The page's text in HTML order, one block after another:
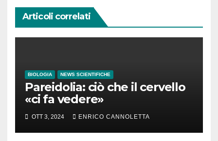
Articoli correlati
BIOLOGIA NEWS SCIENTIFICHE
Pareidolia: ciò che il cervello
«ci fa vedere»
OTT 3, 2024 ENRICO CANNOLETTA